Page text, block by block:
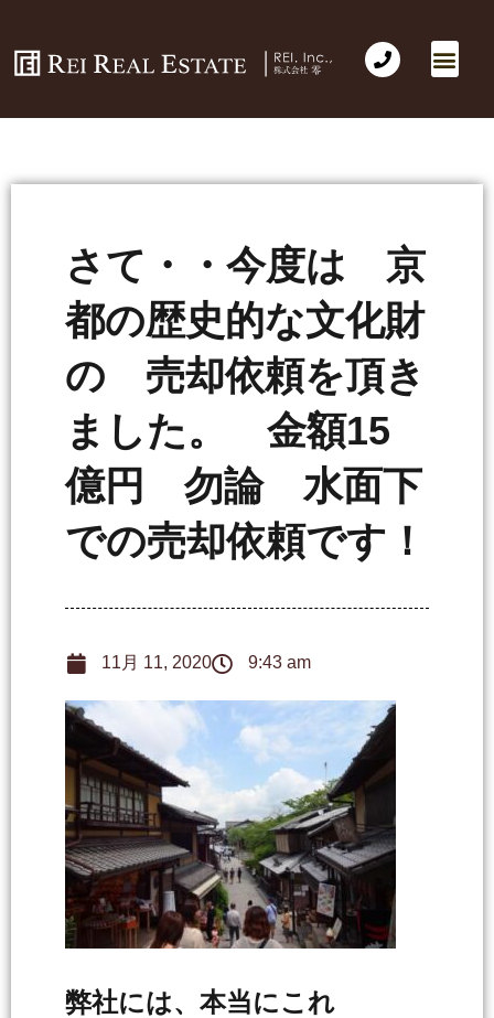
さて・・今度は 京
都の歴史的な文化財
の 売却依頼を頂き
ました。 金額15
億円 勿論 水面下
での売却依頼です！
11月 11, 2020 9:43 am
弊社には、本当にこれ